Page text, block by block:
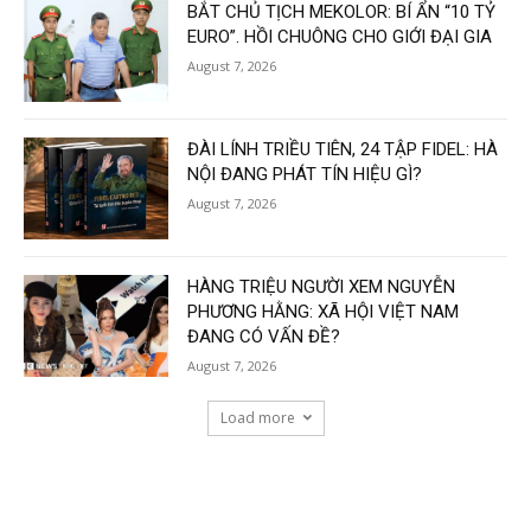
BẮT CHỦ TỊCH MEKOLOR: BÍ ẨN “10 TỶ
EURO”. HỒI CHUÔNG CHO GIỚI ĐẠI GIA
August 7, 2026
ĐÀI LÍNH TRIỀU TIÊN, 24 TẬP FIDEL: HÀ
NỘI ĐANG PHÁT TÍN HIỆU GÌ?
August 7, 2026
HÀNG TRIỆU NGƯỜI XEM NGUYỄN
PHƯƠNG HẰNG: XÃ HỘI VIỆT NAM
ĐANG CÓ VẤN ĐỀ?
August 7, 2026
Load more